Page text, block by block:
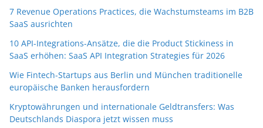
7 Revenue Operations Practices, die Wachstumsteams im B2B
SaaS ausrichten
10 API-Integrations-Ansätze, die die Product Stickiness in
SaaS erhöhen: SaaS API Integration Strategies für 2026
Wie Fintech-Startups aus Berlin und München traditionelle
europäische Banken herausfordern
Kryptowährungen und internationale Geldtransfers: Was
Deutschlands Diaspora jetzt wissen muss